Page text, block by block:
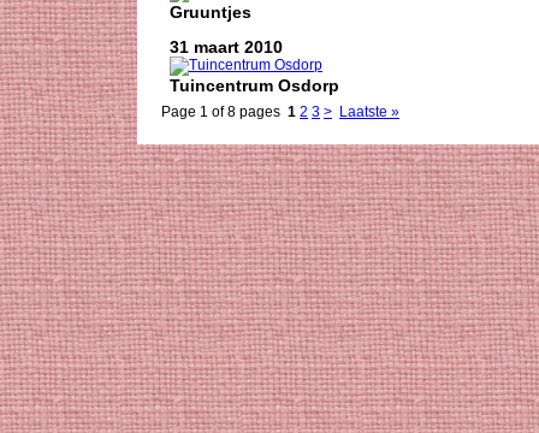
Gruuntjes
31 maart 2010
Tuincentrum Osdorp
Page 1 of 8 pages 1 2 3 > Laatste »